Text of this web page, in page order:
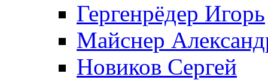
Гергенрёдер Игорь
Майснер
Новиков Сергей